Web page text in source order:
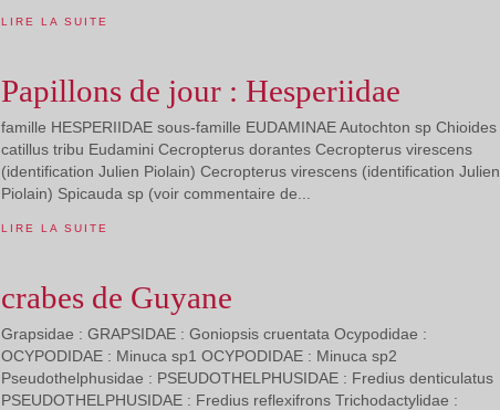
LIRE LA SUITE
Papillons de jour : Hesperiidae
famille HESPERIIDAE sous-famille EUDAMINAE Autochton sp Chioides
catillus tribu Eudamini Cecropterus dorantes Cecropterus virescens
(identification Julien Piolain) Cecropterus virescens (identification Julien
Piolain) Spicauda sp (voir commentaire de...
LIRE LA SUITE
crabes de Guyane
Grapsidae : GRAPSIDAE : Goniopsis cruentata Ocypodidae :
OCYPODIDAE : Minuca sp1 OCYPODIDAE : Minuca sp2
Pseudothelphusidae : PSEUDOTHELPHUSIDAE : Fredius denticulatus
PSEUDOTHELPHUSIDAE : Fredius reflexifrons Trichodactylidae :